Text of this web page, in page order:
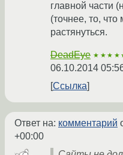
главной части
(точнее, то,
растянуться.
DeadEye
06.10.2014
Ссылка
Ответ на: комментарий
+00:00